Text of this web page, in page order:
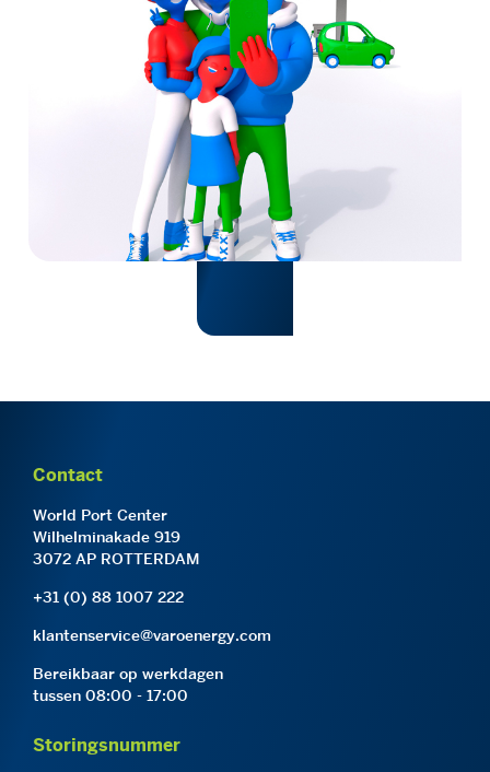
Contact
World Port Center
Wilhelminakade 919
3072 AP ROTTERDAM
+31 (0) 88 1007 222
klantenservice@varoenergy.com
Bereikbaar op werkdagen
tussen 08:00 - 17:00
Storingsnummer